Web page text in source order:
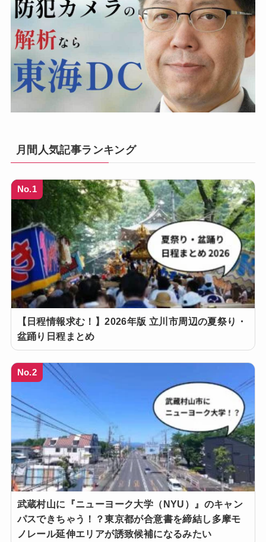
月間人気記事ランキング
No.1
【日程情報求む！】2026年版 立川市周辺の夏祭り・
盆踊り日程まとめ
No.2
武蔵村山に『ニューヨーク大学（NYU）』のキャン
パスできちゃう！？東京都が合意書を締結し多摩モ
ノレール延伸エリアが誘致候補になるみたい